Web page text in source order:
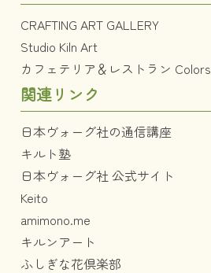
CRAFTING ART GALLERY
Studio Kiln Art
カフェテリア＆レストラン Colors
関連リンク
日本ヴォーグ社の通信講座
キルト塾
日本ヴォーグ社 公式サイト
Keito
amimono.me
キルンアート
ふしぎな花倶楽部